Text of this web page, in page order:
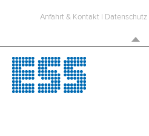
Anfahrt & Kontakt| Datenschutz|